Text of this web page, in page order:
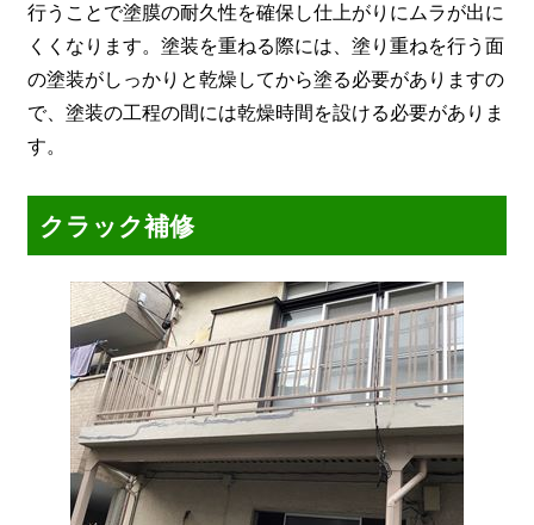
行うことで塗膜の耐久性を確保し仕上がりにムラが出に
くくなります。塗装を重ねる際には、塗り重ねを行う面
の塗装がしっかりと乾燥してから塗る必要がありますの
で、塗装の工程の間には乾燥時間を設ける必要がありま
す。
クラック補修